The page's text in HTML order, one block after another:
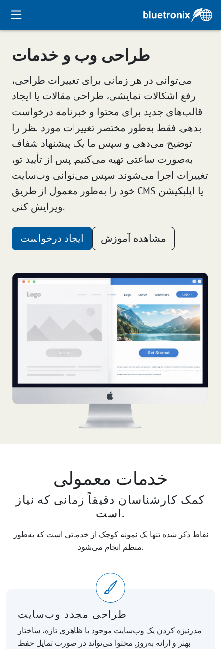
طراحی وب و خدمات
می‌توانی در هر زمانی برای تغییرات طراحی،
رفع اشکالات نمایشی، طراحی مقالات یا ایجاد
قالب‌های جدید برای محتوا و خبرنامه درخواست
بدهی. فقط به‌طور مختصر تغییرات مورد نظر را
توضیح می‌دهی و سپس ما یک پیشنهاد شفاف
به‌صورت ساعتی تهیه می‌کنیم. پس از تأیید تو،
تغییرات اجرا می‌شوند. سپس می‌توانی وب‌سایت
خود را به‌طور معمول از طریق CMS یا اپلیکیشن
ویرایش کنی.
ایجاد درخواست مشاهده آموزش
خدمات معمولی
کمک کارشناسان دقیقاً زمانی که نیاز
است.
نقاط ذکر شده تنها یک نمونه کوچک از خدماتی است که به‌طور
منظم انجام می‌شود.
طراحی مجدد وب‌سایت
مدرنیزه کردن یک وب‌سایت موجود با ظاهری تازه، ساختار
بهتر و ارائه به‌روز. محتوا می‌تواند در صورت تمایل حفظ